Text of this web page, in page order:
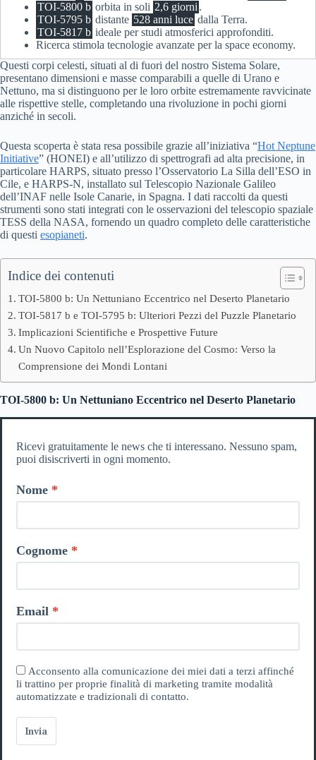
TOI-5800 b orbita in soli 2,6 giorni .
TOI-5795 b distante 528 anni luce dalla Terra.
TOI-5817 b ideale per studi atmosferici approfonditi.
Ricerca stimola tecnologie avanzate per la space economy.
Questi corpi celesti, situati al di fuori del nostro Sistema Solare,
presentano dimensioni e masse comparabili a quelle di Urano e
Nettuno, ma si distinguono per le loro orbite estremamente ravvicinate
alle rispettive stelle, completando una rivoluzione in pochi giorni
anziché in secoli.
Questa scoperta è stata resa possibile grazie all’iniziativa “Hot Neptune
Initiative” (HONEI) e all’utilizzo di spettrografi ad alta precisione, in
particolare HARPS, situato presso l’Osservatorio La Silla dell’ESO in
Cile, e HARPS-N, installato sul Telescopio Nazionale Galileo
dell’INAF nelle Isole Canarie, in Spagna. I dati raccolti da questi
strumenti sono stati integrati con le osservazioni del telescopio spaziale
TESS della NASA, fornendo un quadro completo delle caratteristiche
di questi esopianeti.
Indice dei contenuti
TOI-5800 b: Un Nettuniano Eccentrico nel Deserto Planetario
TOI-5817 b e TOI-5795 b: Ulteriori Pezzi del Puzzle Planetario
Implicazioni Scientifiche e Prospettive Future
Un Nuovo Capitolo nell’Esplorazione del Cosmo: Verso la
Comprensione dei Mondi Lontani
TOI-5800 b: Un Nettuniano Eccentrico nel Deserto Planetario
Ricevi gratuitamente le news che ti interessano. Nessuno spam,
puoi disiscriverti in ogni momento.
Nome
Cognome
Email
Acconsento alla comunicazione dei miei dati a terzi affinché
li trattino per proprie finalità di marketing tramite modalità
automatizzate e tradizionali di contatto.
Invia